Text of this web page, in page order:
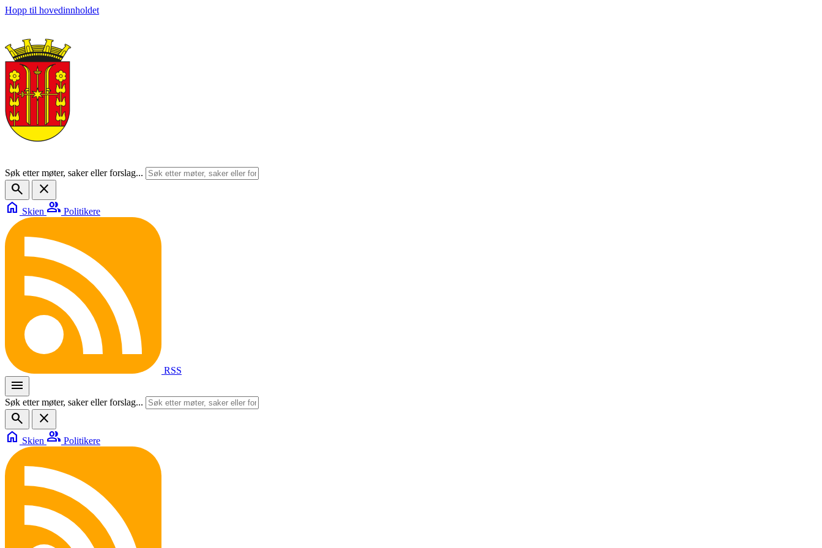
Hopp til hovedinnholdet
Søk etter møter, saker eller forslag...
search
close
home Skien group Politikere
RSS
menu
Søk etter møter, saker eller forslag...
search
close
home Skien group Politikere